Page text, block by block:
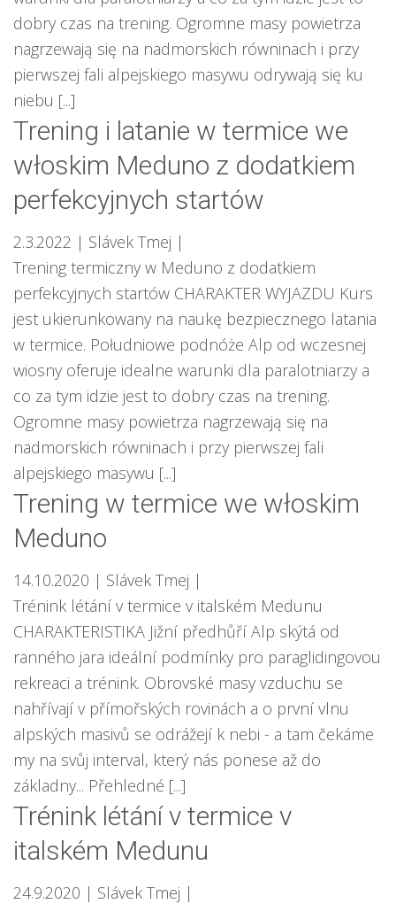
dobry czas na trening. Ogromne masy powietrza
nagrzewają się na nadmorskich równinach i przy
pierwszej fali alpejskiego masywu odrywają się ku
niebu [...]
Trening i latanie w termice we
włoskim Meduno z dodatkiem
perfekcyjnych startów
2.3.2022 | Slávek Tmej |
Trening termiczny w Meduno z dodatkiem
perfekcyjnych startów CHARAKTER WYJAZDU Kurs
jest ukierunkowany na naukę bezpiecznego latania
w termice. Południowe podnóże Alp od wczesnej
wiosny oferuje idealne warunki dla paralotniarzy a
co za tym idzie jest to dobry czas na trening.
Ogromne masy powietrza nagrzewają się na
nadmorskich równinach i przy pierwszej fali
alpejskiego masywu [...]
Trening w termice we włoskim
Meduno
14.10.2020 | Slávek Tmej |
Trénink létání v termice v italském Medunu
CHARAKTERISTIKA Jižní předhůří Alp skýtá od
ranného jara ideální podmínky pro paraglidingovou
rekreaci a trénink. Obrovské masy vzduchu se
nahřívají v přímořských rovinách a o první vlnu
alpských masivů se odrážejí k nebi - a tam čekáme
my na svůj interval, který nás ponese až do
základny... Přehledné [...]
Trénink létání v termice v
italském Medunu
24.9.2020 | Slávek Tmej |